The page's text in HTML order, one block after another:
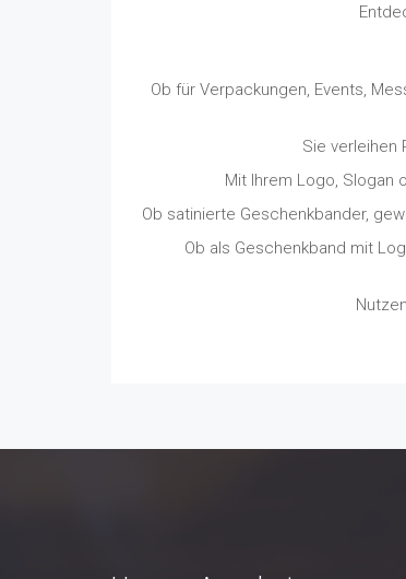
Ob für Verpackungen, Events,
Sie verleihen
Mit Ihrem Logo, Slogan
Ob satinierte Geschenkbander,
Ob als Geschenkband mit